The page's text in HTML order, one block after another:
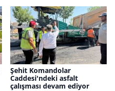
Şehit Komandolar
Caddesi'ndeki asfalt
çalışması devam ediyor